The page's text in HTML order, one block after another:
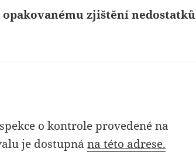
zjištění nedostatků
o kontrole provedené na
je dostupnána této adrese.